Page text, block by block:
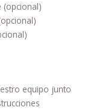
(opcional)
equipo junto